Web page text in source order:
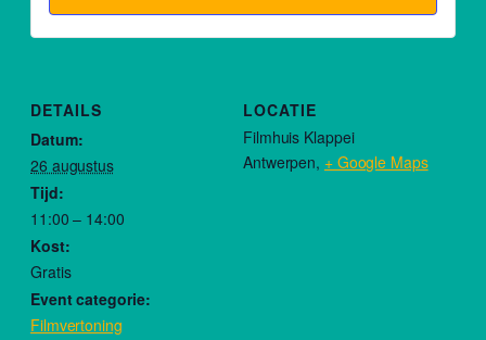
DETAILS
Datum:
26 augustus
Tijd:
11:00 – 14:00
Kost:
Gratis
Event categorie:
Filmvertoning
LOCATIE
Filmhuis Klappei
Antwerpen, + Google Maps